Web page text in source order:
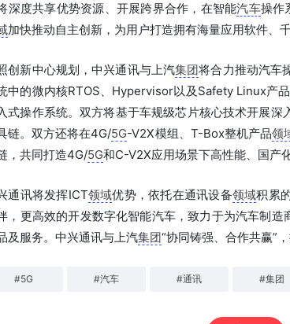
深度共享优势资源、开展跨界合作，在智能汽车操作
加快推动自主创新，为用户打造拥有海量应用软件、
创新中心规划，中兴通讯与上汽集团将合力推动汽车
中的微内核RTOS、Hypervisor以及Safety Linux产品
式操作系统。双方将基于车规级芯片核心技术开展
链。双方还将在4G/5G-V2X模组、T-Box整机产品领
，共同打造4G/5G和C-V2X应用场景下高性能、国产
通讯将发挥ICT领域优势，依托在通讯设备领域积累
，更高效的开发数字化智能汽车，致力于为汽车制
及服务。中兴通讯与上汽集团“协同铸强、合作共赢”
#5G #汽车 #通讯 #集团